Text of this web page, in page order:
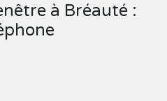
à Bréauté :